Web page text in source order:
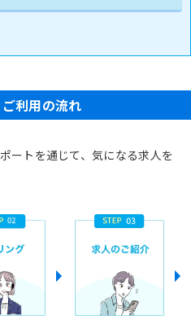
利用の流れ
ートを通じて、気になる求人を